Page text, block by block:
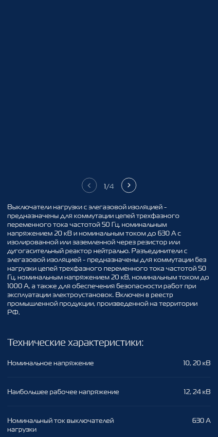
1/4
Выключатели нагрузки с элегазовой изоляцией -
предназначены для коммутации цепей трехфазного
переменного тока частотой 50 Гц, номинальным
напряжением 20 кВ и номинальным током до 630 А с
изолированной или заземленной через резистор или
дугогасительный реактор нейтралью. Разъединители с
элегазовой изоляцией - предназначены для коммутации без
нагрузки цепей трехфазного переменного тока частотой 50
Гц, номинальным напряжением 20 кВ, номинальным током до
1000 А, а также для обеспечения безопасности работ при
эксплуатации электроустановок. Включен в реестр
промышленной продукции, произведенной на территории
РФ.
Технические характеристики:
Номинальное напряжение 10, 20 кВ
Наибольшее рабочее напряжение 12, 24 кВ
Номинальный ток выключателей
нагрузки
630 А